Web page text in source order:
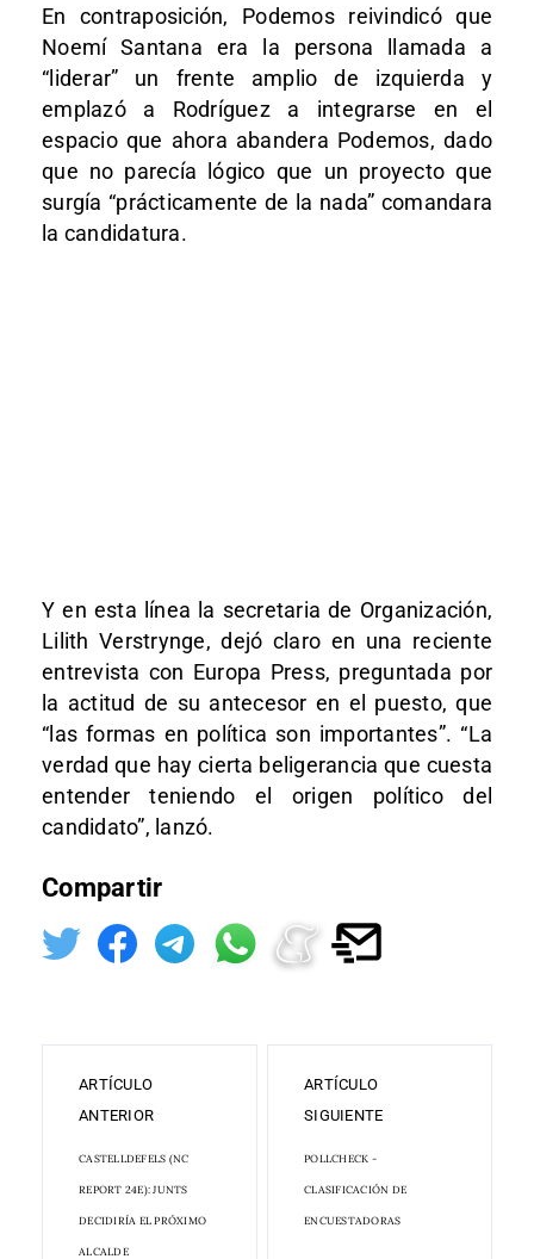
En contraposición, Podemos reivindicó que
Noemí Santana era la persona llamada a
“liderar” un frente amplio de izquierda y
emplazó a Rodríguez a integrarse en el
espacio que ahora abandera Podemos, dado
que no parecía lógico que un proyecto que
surgía “prácticamente de la nada” comandara
la candidatura.
Y en esta línea la secretaria de Organización,
Lilith Verstrynge, dejó claro en una reciente
entrevista con Europa Press, preguntada por
la actitud de su antecesor en el puesto, que
“las formas en política son importantes”. “La
verdad que hay cierta beligerancia que cuesta
entender teniendo el origen político del
candidato”, lanzó.
Compartir
ARTÍCULO
ANTERIOR
CASTELLDEFELS (NC
REPORT 24E): JUNTS
DECIDIRÍA EL PRÓXIMO
ALCALDE
ARTÍCULO
SIGUIENTE
POLLCHECK -
CLASIFICACIÓN DE
ENCUESTADORAS